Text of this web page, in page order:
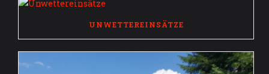
UNWETTEREINSÄTZE